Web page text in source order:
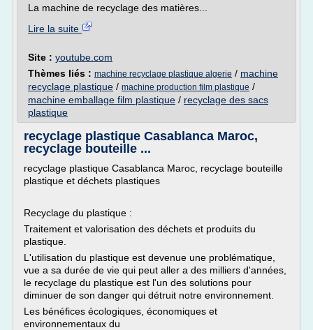
La machine de recyclage des matières...
Lire la suite
Site : youtube.com
Thèmes liés : machine recyclage plastique algerie / machine
recyclage plastique / machine production film plastique /
machine emballage film plastique / recyclage des sacs
plastique
recyclage plastique Casablanca Maroc,
recyclage bouteille ...
recyclage plastique Casablanca Maroc, recyclage bouteille
plastique et déchets plastiques
Recyclage du plastique :
Traitement et valorisation des déchets et produits du
plastique.
L'utilisation du plastique est devenue une problématique,
vue a sa durée de vie qui peut aller a des milliers d'années,
le recyclage du plastique est l'un des solutions pour
diminuer de son danger qui détruit notre environnement.
Les bénéfices écologiques, économiques et
environnementaux du